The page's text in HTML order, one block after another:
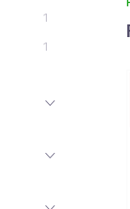
1
1
i